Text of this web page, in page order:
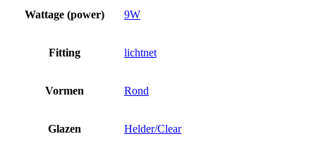
Wattage (power) 9W
Fitting lichtnet
Vormen Rond
Glazen Helder/Clear